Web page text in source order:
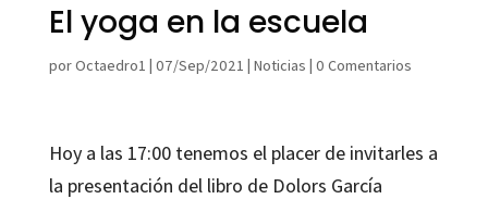
El yoga en la escuela
porOctaedro1 | 07/Sep/2021 | Noticias | 0 Comentarios
Hoy a las 17:00 tenemos el placer de invitarles a
la presentación del libro de Dolors García